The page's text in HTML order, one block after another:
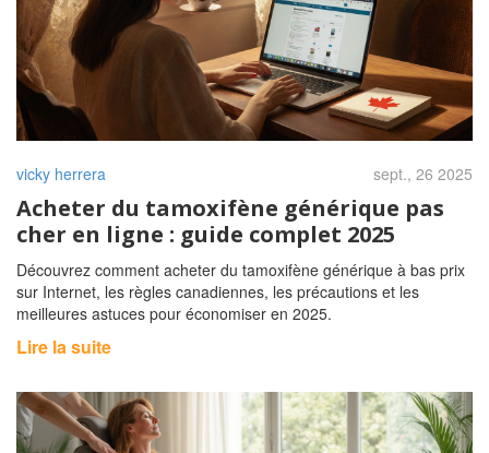
vicky herrera sept., 26 2025
Acheter du tamoxifène générique pas
cher en ligne : guide complet 2025
Découvrez comment acheter du tamoxifène générique à bas prix
sur Internet, les règles canadiennes, les précautions et les
meilleures astuces pour économiser en 2025.
Lire la suite